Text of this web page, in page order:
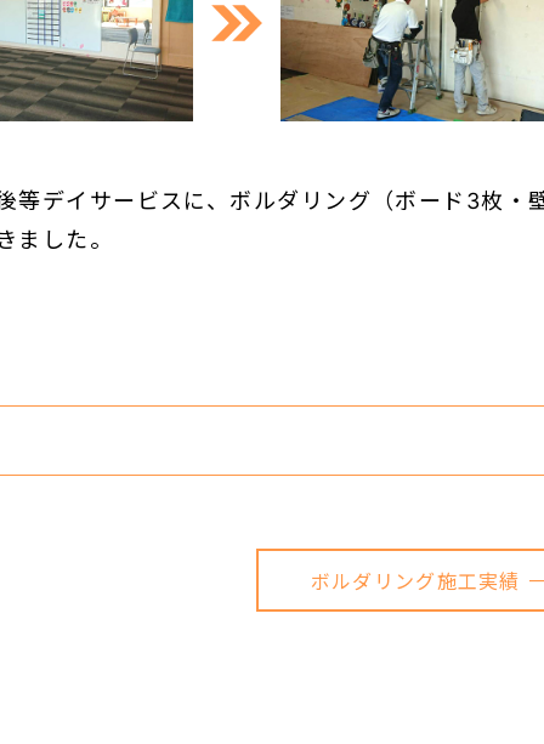
等デイサービスに、ボルダリング（ボード3枚・
ました。
ボルダリング施工実績